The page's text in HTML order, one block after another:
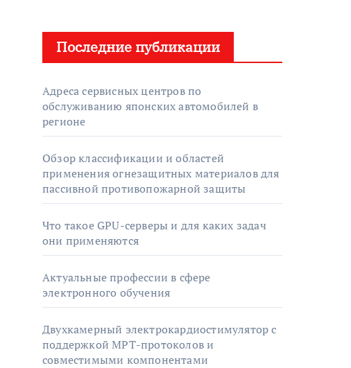
Последние публикации
Адреса сервисных центров по
обслуживанию японских автомобилей в
регионе
Обзор классификации и областей
применения огнезащитных материалов для
пассивной противопожарной защиты
Что такое GPU-серверы и для каких задач
они применяются
Актуальные профессии в сфере
электронного обучения
Двухкамерный электрокардиостимулятор с
поддержкой МРТ-протоколов и
совместимыми компонентами